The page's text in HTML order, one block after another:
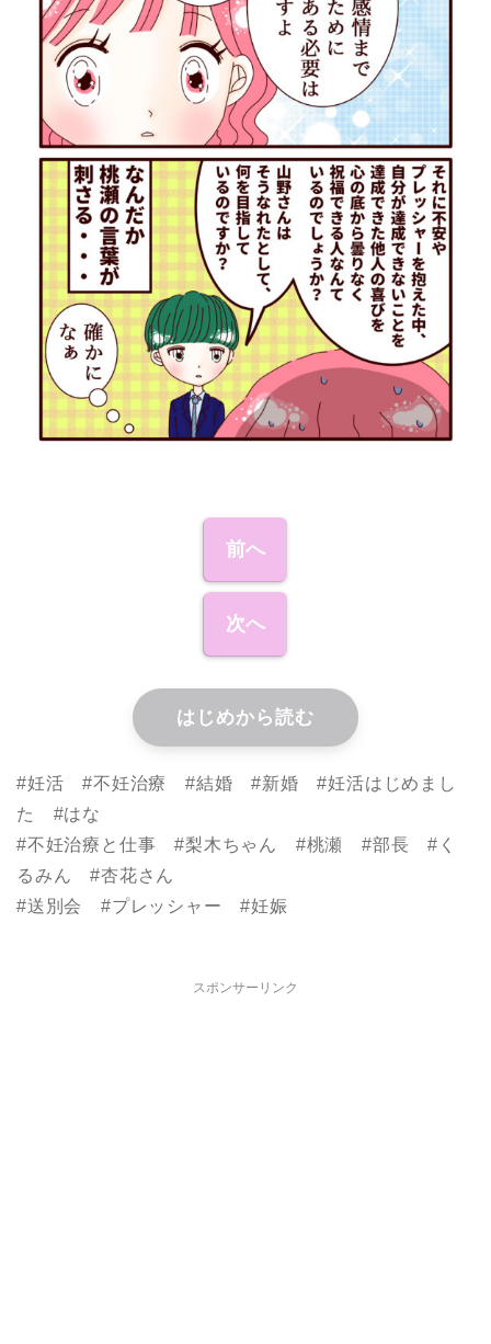
前へ
次へ
はじめから読む
#妊活 #不妊治療 #結婚 #新婚 #妊活はじめまし
た #はな
#不妊治療と仕事 #梨木ちゃん #桃瀬 #部長 #く
るみん #杏花さん
#送別会 #プレッシャー #妊娠
スポンサーリンク